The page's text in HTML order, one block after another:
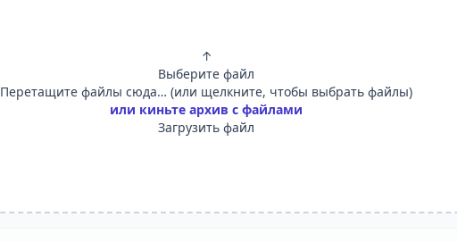
↑
Выберите файл
Перетащите файлы сюда… (или щелкните, чтобы выбрать файлы)
или киньте архив с файлами
Загрузить файл